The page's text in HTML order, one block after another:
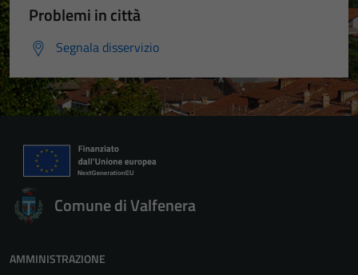
Problemi in città
Segnala disservizio
Comune di Valfenera
AMMINISTRAZIONE